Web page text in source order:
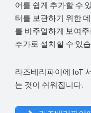
어를 쉽게 추가할 수
터를 보관하기 위한
를 비주얼하게 보여주
추가로 설치할 수 있
라즈베리파이에 IoT
는 것이 쉬워집니다.